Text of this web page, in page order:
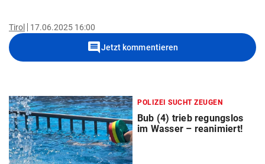
Tirol 17.06.2025 16:00
commentJetzt kommentieren
POLIZEI SUCHT ZEUGEN
Bub (4) trieb regungslos
im Wasser – reanimiert!